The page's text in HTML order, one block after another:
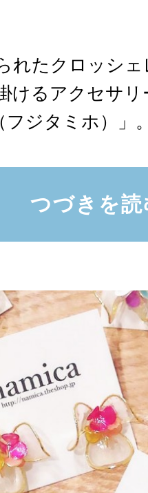
れたクロッシ
けるアクセサ
フジタミホ）」
つづきを読